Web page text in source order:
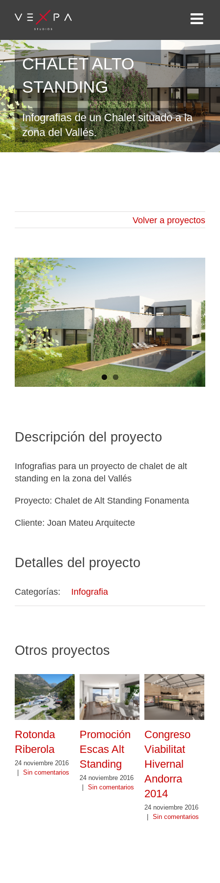
CHALET ALTO
STANDING
Infografias de un Chalet situado a la
zona del Vallés.
Volver a proyectos
Descripción del proyecto
Infografias para un proyecto de chalet de alt
standing en la zona del Vallés
Proyecto: Chalet de Alt Standing Fonamenta
Cliente: Joan Mateu Arquitecte
Detalles del proyecto
Categorías: Infografia
Otros proyectos
Rotonda
Riberola
24 noviembre 2016
Sin comentarios
Promoción
Escas Alt
Standing
24 noviembre 2016
Sin comentarios
Congreso
Viabilitat
Hivernal
Andorra
2014
24 noviembre 2016
Sin comentarios